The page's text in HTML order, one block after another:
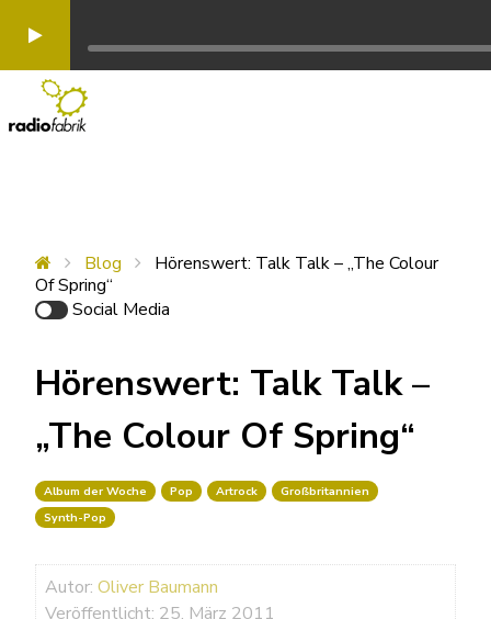
Blog
Hörenswert: Talk Talk – „The Colour
Of Spring“
Social Media
Hörenswert: Talk Talk –
„The Colour Of Spring“
Album der Woche Pop Artrock
Großbritannien
Synth-Pop
Autor: Oliver Baumann
Veröffentlicht: 25. März 2011